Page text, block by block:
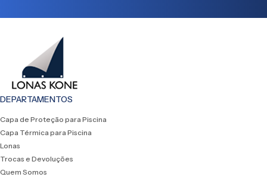
DEPARTAMENTOS
Capa de Proteção para Piscina
Capa Térmica para Piscina
Lonas
Trocas e Devoluções
Quem Somos